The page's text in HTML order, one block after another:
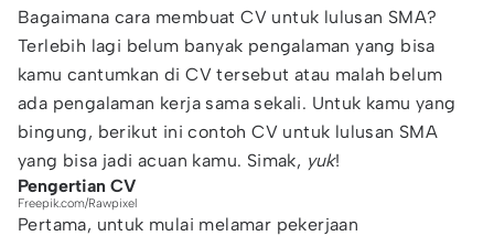
Bagaimana cara membuat CV untuk lulusan SMA?
Terlebih lagi belum banyak pengalaman yang bisa
kamu cantumkan di CV tersebut atau malah belum
ada pengalaman kerja sama sekali. Untuk kamu yang
bingung, berikut ini contoh CV untuk lulusan SMA
yang bisa jadi acuan kamu. Simak, yuk!
Pengertian CV
Freepik.com/Rawpixel
Pertama, untuk mulai melamar pekerjaan